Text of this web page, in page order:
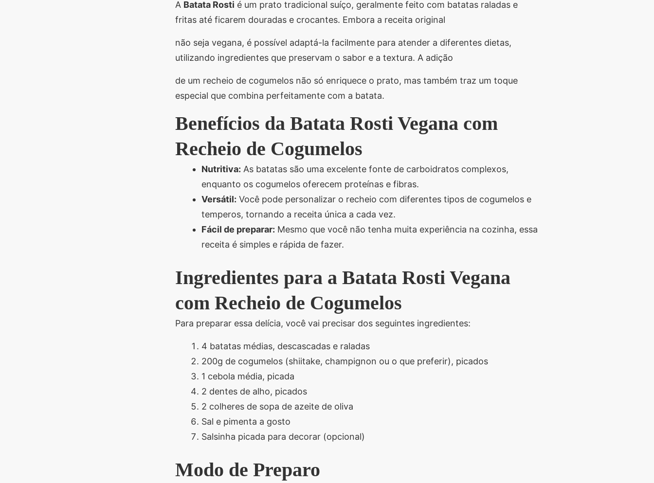
A Batata Rosti é um prato tradicional suíço, geralmente feito com batatas raladas e
fritas até ficarem douradas e crocantes. Embora a receita original
não seja vegana, é possível adaptá-la facilmente para atender a diferentes dietas,
utilizando ingredientes que preservam o sabor e a textura. A adição
de um recheio de cogumelos não só enriquece o prato, mas também traz um toque
especial que combina perfeitamente com a batata.
Benefícios da Batata Rosti Vegana com
Recheio de Cogumelos
Nutritiva: As batatas são uma excelente fonte de carboidratos complexos,
enquanto os cogumelos oferecem proteínas e fibras.
Versátil: Você pode personalizar o recheio com diferentes tipos de cogumelos e
temperos, tornando a receita única a cada vez.
Fácil de preparar: Mesmo que você não tenha muita experiência na cozinha, essa
receita é simples e rápida de fazer.
Ingredientes para a Batata Rosti Vegana
com Recheio de Cogumelos
Para preparar essa delícia, você vai precisar dos seguintes ingredientes:
4 batatas médias, descascadas e raladas
200g de cogumelos (shiitake, champignon ou o que preferir), picados
1 cebola média, picada
2 dentes de alho, picados
2 colheres de sopa de azeite de oliva
Sal e pimenta a gosto
Salsinha picada para decorar (opcional)
Modo de Preparo